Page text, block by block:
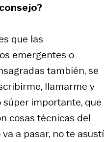
que las
emergentes o
también, se
llamarme y
importante, que
cosas técnicas del
va a pasar, no te asustí